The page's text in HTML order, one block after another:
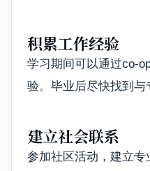
积累工作经验
学习期间可以通过co-
验。毕业后尽快找到与
建立社会联系
参加社区活动，建立